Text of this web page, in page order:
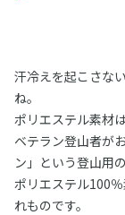
汗冷えを起こさな
ね。
ポリエステル素材
ベテラン登山者が
ン」という登山用
ポリエステル100
れものです。